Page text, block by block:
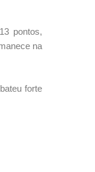
pontos,
na
forte